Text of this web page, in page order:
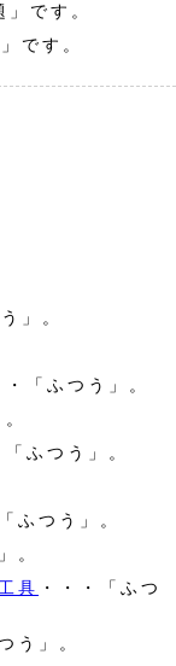
です。
です。
」。
・「ふつう」。
「ふつう」。
ふつう」。
。
具 ・・・「ふつ
う」。